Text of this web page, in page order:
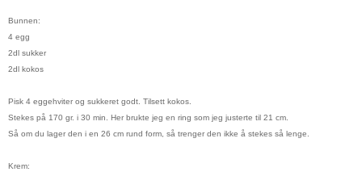
Bunnen:
4 egg
2dl sukker
2dl kokos
Pisk 4 eggehviter og sukkeret godt. Tilsett kokos.
Stekes på 170 gr. i 30 min. Her brukte jeg en ring som jeg justerte til 21 cm.
Så om du lager den i en 26 cm rund form, så trenger den ikke å stekes så lenge.
Krem: